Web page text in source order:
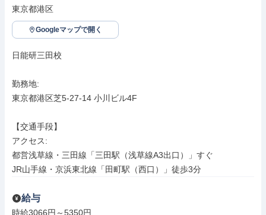
東京都港区
Googleマップで開く
日能研三田校
勤務地:
東京都港区芝5-27-14 小川ビル4F
【交通手段】
アクセス:
都営浅草線・三田線「三田駅（浅草線A3出口）」すぐ
JR山手線・京浜東北線「田町駅（西口）」徒歩3分
給与
時給3066円～5350円